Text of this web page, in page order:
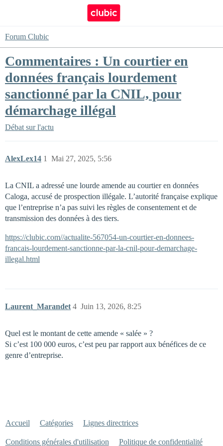
Forum Clubic
Commentaires : Un courtier en
données français lourdement
sanctionné par la CNIL, pour
démarchage illégal
Débat sur l'actu
AlexLex14 Mai 27, 2025, 5:56
1
La CNIL a adressé une lourde amende au courtier en données
Caloga, accusé de prospection illégale. L’autorité française explique
que l’entreprise n’a pas suivi les règles de consentement et de
transmission des données à des tiers.
https://clubic.com//actualite-567054-un-courtier-en-donnees-
francais-lourdement-sanctionne-par-la-cnil-pour-demarchage-
illegal.html
Laurent_Marandet Juin 13, 2026, 8:25
4
Quel est le montant de cette amende « salée » ?
Si c’est 100 000 euros, c’est peu par rapport aux bénéfices de ce
genre d’entreprise.
Accueil Catégories Lignes directrices
Conditions générales d'utilisation Politique de confidentialité